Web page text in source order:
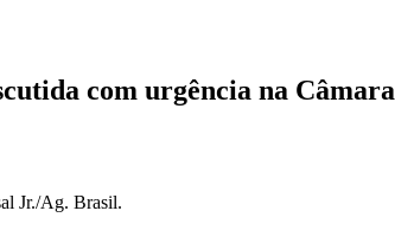
com urgência na Câmara
Jr./Ag. Brasil.